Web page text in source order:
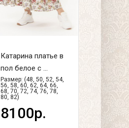
Катарина платье в
пол белое с ...
Размер: (48, 50, 52, 54,
56, 58, 60, 62, 64, 66,
68, 70, 72, 74, 76, 78,
80, 82)
8100р.